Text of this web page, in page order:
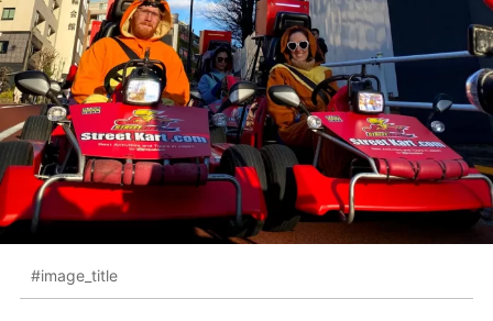
#image_title